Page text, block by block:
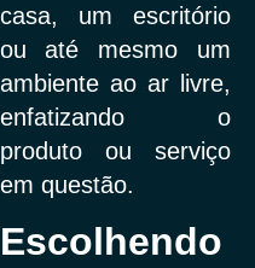
casa, um escritório
ou até mesmo um
ambiente ao ar livre,
enfatizando o
produto ou serviço
em questão.
Escolhendo